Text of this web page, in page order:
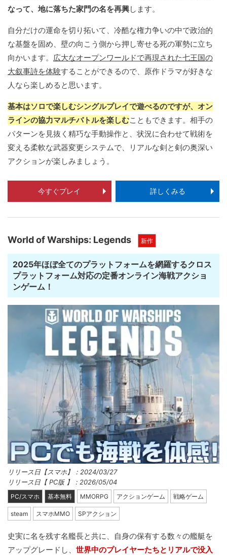
なって、地に落ちた家門の名を再興します。
自分だけの運命を切り拓いて、冷酷な権力争いの中で政治的
な基盤を固め、壁の向こう側から押し寄せる死の軍勢に立ち
向かいます。 広大なオープンワールドで再現された七王国の
大叙事詩を体験することができるので、原作ドラマが好きな
人なら楽しめると思います。
基本はソロで楽しむシングルプレイで遊べるのですが、オン
ラインの協力マルチバトルを楽しむこともできます。相手の
パターンを見抜く精巧な手動操作と、状況に合わせて戦術を
変える柔軟な武器変更システムで、リアルな剣と剣の奥深い
アクションが楽しみましょう。
今すぐプレイ 詳しくみる
World of Warships: Legends 新作
2025年ほぼ全てのプラットフォームを網羅するクロス
プラットフォーム対応の定番オンライン海戦アクショ
ンゲーム！
リリース日【スマホ】：2024/03/27
リリース日【 PC版 】：2026/05/04
PC/スマホ 基本無料 MMORPG アクションゲーム 戦略ゲーム
steam スマホMMO SPアクション
史実に名を残す名艦長と共に、自身の保有する数々の艦艇を
アップグレードし、 世界中のプレイヤーたちとリアルで没入